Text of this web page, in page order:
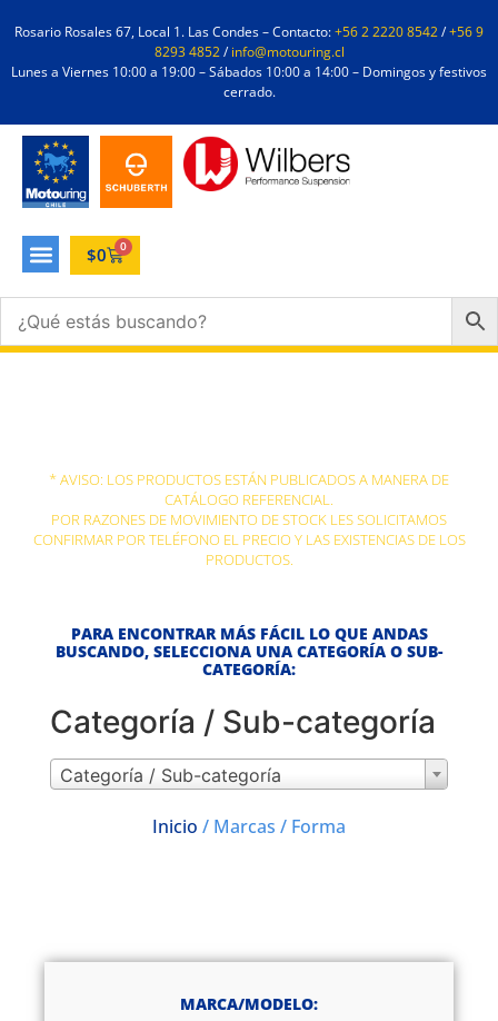
Rosario Rosales 67, Local 1. Las Condes – Contacto:+56 2 2220 8542/+56 9
8293 4852/info@motouring.cl
Lunes a Viernes 10:00 a 19:00 – Sábados 10:00 a 14:00 – Domingos y festivos
cerrado.
$0 0
* AVISO: LOS PRODUCTOS ESTÁN PUBLICADOS A MANERA DE
CATÁLOGO REFERENCIAL.
POR RAZONES DE MOVIMIENTO DE STOCK LES SOLICITAMOS
CONFIRMAR POR TELÉFONO EL PRECIO Y LAS EXISTENCIAS DE LOS
PRODUCTOS.
PARA ENCONTRAR MÁS FÁCIL LO QUE ANDAS
BUSCANDO, SELECCIONA UNA CATEGORÍA O SUB-
CATEGORÍA:
Categoría / Sub-categoría
Categoría / Sub-categoría
Inicio / Marcas / Forma
MARCA/MODELO: